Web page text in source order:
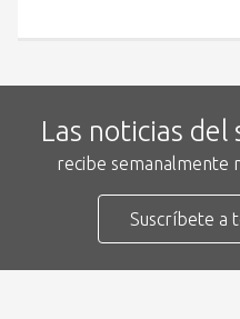
Las noticias
recibe semanalmente
Suscríbete a